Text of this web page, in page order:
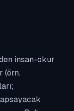
insan-okur
(örn.